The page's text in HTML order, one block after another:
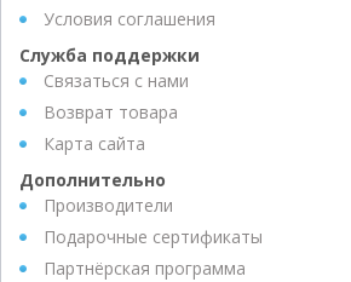
Условия соглашения
Служба поддержки
Связаться с нами
Возврат товара
Карта сайта
Дополнительно
Производители
Подарочные сертификаты
Партнёрская программа